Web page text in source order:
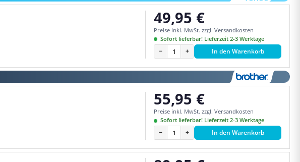
Regulärer Preis:
49,95 €
Preise inkl. MwSt. zzgl. Versandkosten
Sofort lieferbar! Lieferzeit 2-3 Werktage
− + In den Warenkorb
Regulärer Preis:
55,95 €
Preise inkl. MwSt. zzgl. Versandkosten
Sofort lieferbar! Lieferzeit 2-3 Werktage
− + In den Warenkorb